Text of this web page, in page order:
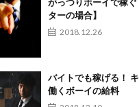
ターの場合】
2018.12.26
バイトでも稼げる！
働くボーイの給料